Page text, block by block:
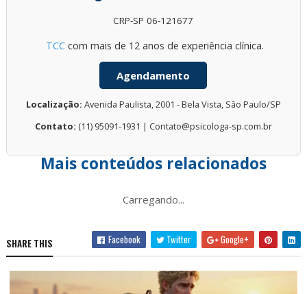
CRP-SP 06-121677
TCCcom mais de 12 anos de experiência clínica.
Agendamento
Localização: Avenida Paulista, 2001 - Bela Vista, São Paulo/SP
Contato: (11) 95091-1931 | Contato@psicologa-sp.com.br
Mais conteúdos relacionados
Carregando...
SHARE THIS Facebook Twitter Google+